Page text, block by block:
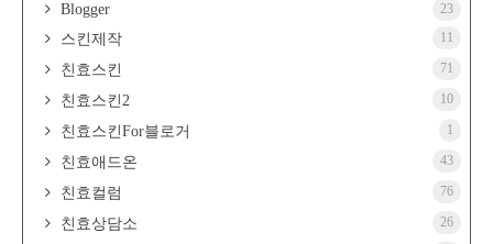
Blogger 23
스킨제작 11
친효스킨 71
친효스킨2 10
친효스킨For블로거 1
친효애드온 43
친효컬럼 76
친효상담소 26